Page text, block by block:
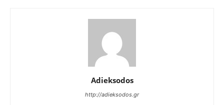
Adieksodos
http://adieksodos.gr